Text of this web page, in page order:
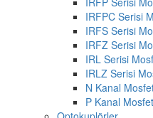
IRFPC Serisi
IRFS Serisi
IRFZ Serisi
IRL Serisi
IRLZ Serisi
N Kanal
P Kanal